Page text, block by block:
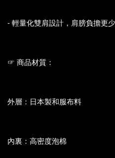
- 輕量化雙肩設計，肩膀負擔更少
☞ 商品材質：
外層：日本製和服布料
內裏：高密度泡棉